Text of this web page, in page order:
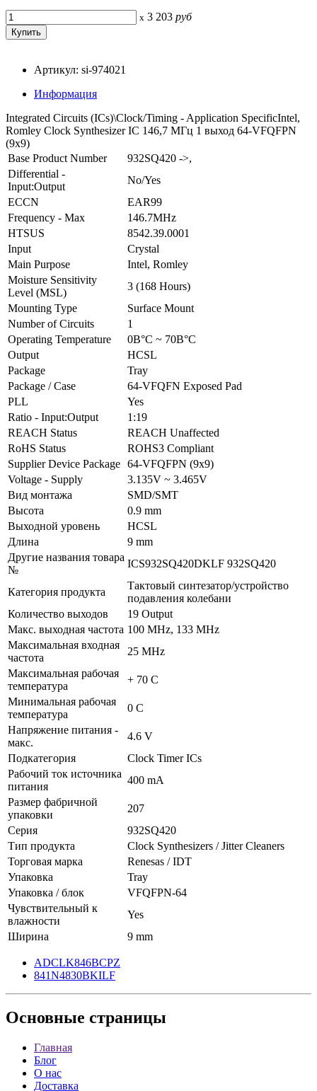
x 3 203 руб
Артикул: si-974021
Информация
Integrated Circuits (ICs)\Clock/Timing - Application SpecificIntel,
Romley Clock Synthesizer IC 146,7 МГц 1 выход 64-VFQFPN
(9x9)
Base Product Number
932SQ420 ->,
Differential -
Input:Output
No/Yes
ECCN
EAR99
Frequency - Max
146.7MHz
HTSUS
8542.39.0001
Input
Crystal
Main Purpose
Intel, Romley
Moisture Sensitivity
Level (MSL)
3 (168 Hours)
Mounting Type
Surface Mount
Number of Circuits
1
Operating Temperature
0В°C ~ 70В°C
Output
HCSL
Package
Tray
Package / Case
64-VFQFN Exposed Pad
PLL
Yes
Ratio - Input:Output
1:19
REACH Status
REACH Unaffected
RoHS Status
ROHS3 Compliant
Supplier Device Package 64-VFQFPN (9x9)
Voltage - Supply
3.135V ~ 3.465V
Вид монтажа
SMD/SMT
Высота
0.9 mm
Выходной уровень
HCSL
Длина
9 mm
Другие названия товара
№
ICS932SQ420DKLF 932SQ420
Категория продукта
Тактовый синтезатор/устройство
подавления колебани
Количество выходов
19 Output
Макс. выходная частота 100 MHz, 133 MHz
Максимальная входная
частота
25 MHz
Максимальная рабочая
температура
+ 70 C
Минимальная рабочая
температура
0 C
Напряжение питания -
макс.
4.6 V
Подкатегория
Clock Timer ICs
Рабочий ток источника
питания
400 mA
Размер фабричной
упаковки
207
Серия
932SQ420
Тип продукта
Clock Synthesizers / Jitter Cleaners
Торговая марка
Renesas / IDT
Упаковка
Tray
Упаковка / блок
VFQFPN-64
Чувствительный к
влажности
Yes
Ширина
9 mm
ADCLK846BCPZ
841N4830BKILF
Основные страницы
Главная
Блог
О нас
Доставка